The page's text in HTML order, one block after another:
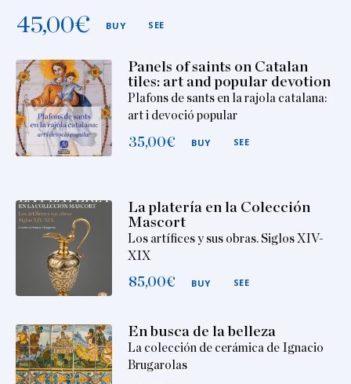
45,00€ BUY SEE
Panels of saints on Catalan
tiles: art and popular devotion
Plafons de sants en la rajola catalana:
art i devoció popular
35,00€ BUY SEE
La platería en la Colección
Mascort
Los artífices y sus obras. Siglos XIV-
XIX
85,00€ BUY SEE
En busca de la belleza
La colección de cerámica de Ignacio
Brugarolas